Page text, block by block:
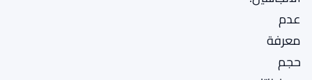
عدم
معرفة
حجم